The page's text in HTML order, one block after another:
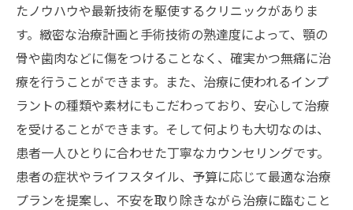
たノウハウや最新技術を駆使するクリニックがありま
す。緻密な治療計画と手術技術の熟達度によって、顎の
骨や歯肉などに傷をつけることなく、確実かつ無痛に治
療を行うことができます。また、治療に使われるインプ
ラントの種類や素材にもこだわっており、安心して治療
を受けることができます。そして何よりも大切なのは、
患者一人ひとりに合わせた丁寧なカウンセリングです。
患者の症状やライフスタイル、予算に応じて最適な治療
プランを提案し、不安を取り除きながら治療に臨むこと